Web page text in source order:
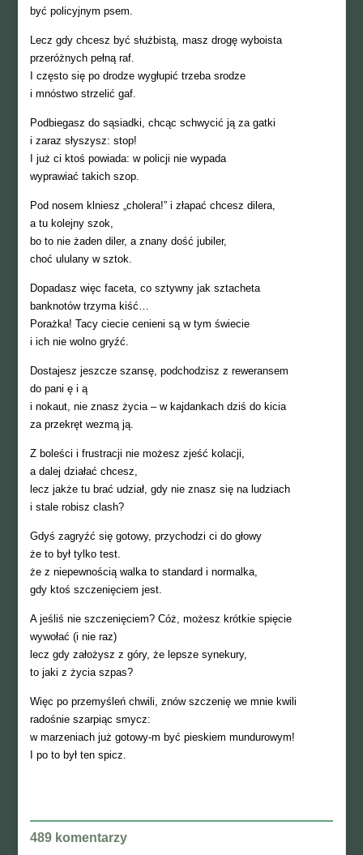
być policyjnym psem.
Lecz gdy chcesz być służbistą, masz drogę wyboista
przeróżnych pełną raf.
I często się po drodze wygłupić trzeba srodze
i mnóstwo strzelić gaf.
Podbiegasz do sąsiadki, chcąc schwycić ją za gatki
i zaraz słyszysz: stop!
I już ci ktoś powiada: w policji nie wypada
wyprawiać takich szop.
Pod nosem klniesz „cholera!” i złapać chcesz dilera,
a tu kolejny szok,
bo to nie żaden diler, a znany dość jubiler,
choć ululany w sztok.
Dopadasz więc faceta, co sztywny jak sztacheta
banknotów trzyma kiść…
Porażka! Tacy ciecie cenieni są w tym świecie
i ich nie wolno gryźć.
Dostajesz jeszcze szansę, podchodzisz z reweransem
do pani ę i ą
i nokaut, nie znasz życia – w kajdankach dziś do kicia
za przekręt wezmą ją.
Z boleści i frustracji nie możesz zjeść kolacji,
a dalej działać chcesz,
lecz jakże tu brać udział, gdy nie znasz się na ludziach
i stale robisz clash?
Gdyś zagryźć się gotowy, przychodzi ci do głowy
że to był tylko test.
że z niepewnością walka to standard i normalka,
gdy ktoś szczenięciem jest.
A jeśliś nie szczenięciem? Cóż, możesz krótkie spięcie
wywołać (i nie raz)
lecz gdy założysz z góry, że lepsze synekury,
to jaki z życia szpas?
Więc po przemyśleń chwili, znów szczenię we mnie kwili
radośnie szarpiąc smycz:
w marzeniach już gotowy-m być pieskiem mundurowym!
I po to był ten spicz.
489 komentarzy